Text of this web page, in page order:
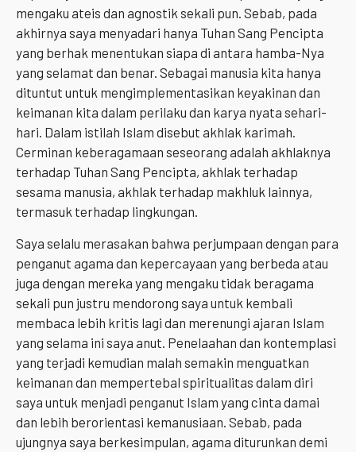
mengaku ateis dan agnostik sekali pun. Sebab, pada
akhirnya saya menyadari hanya Tuhan Sang Pencipta
yang berhak menentukan siapa di antara hamba-Nya
yang selamat dan benar. Sebagai manusia kita hanya
dituntut untuk mengimplementasikan keyakinan dan
keimanan kita dalam perilaku dan karya nyata sehari-
hari. Dalam istilah Islam disebut akhlak karimah.
Cerminan keberagamaan seseorang adalah akhlaknya
terhadap Tuhan Sang Pencipta, akhlak terhadap
sesama manusia, akhlak terhadap makhluk lainnya,
termasuk terhadap lingkungan.
Saya selalu merasakan bahwa perjumpaan dengan para
penganut agama dan kepercayaan yang berbeda atau
juga dengan mereka yang mengaku tidak beragama
sekali pun justru mendorong saya untuk kembali
membaca lebih kritis lagi dan merenungi ajaran Islam
yang selama ini saya anut. Penelaahan dan kontemplasi
yang terjadi kemudian malah semakin menguatkan
keimanan dan mempertebal spiritualitas dalam diri
saya untuk menjadi penganut Islam yang cinta damai
dan lebih berorientasi kemanusiaan. Sebab, pada
ujungnya saya berkesimpulan, agama diturunkan demi